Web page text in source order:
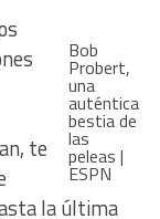
Bob
Probert,
una
auténtica
bestia de
las
peleas |
ESPN
te
la última